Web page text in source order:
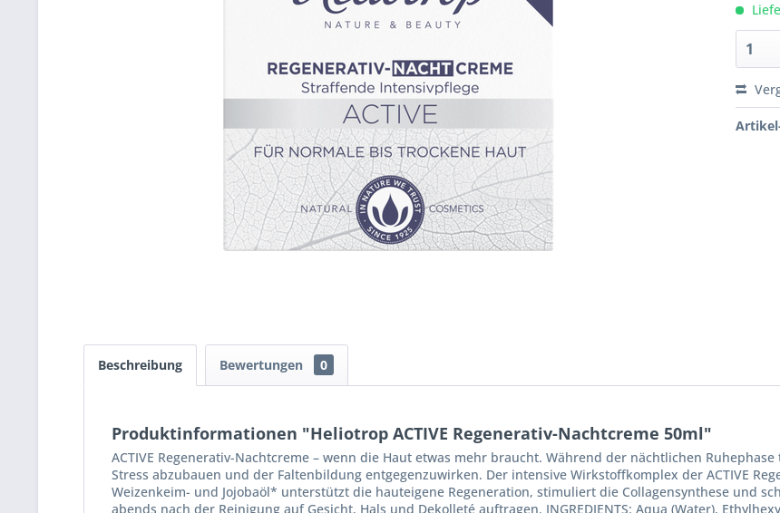
Beschreibung Bewertungen 0
Produktinformationen "Heliotrop ACTIVE Regenerativ-Nachtcreme 50ml"
ACTIVE Regenerativ-Nachtcreme – wenn die Haut etwas mehr braucht. Während der nächtlichen
Stress abzubauen und der Faltenbildung entgegenzuwirken. Der intensive Wirkstoffkomplex der ACTIVE
Weizenkeim- und Jojobaöl* unterstützt die hauteigene Regeneration, stimuliert die Collagensynthese und
abends nach der Reinigung auf Gesicht, Hals und Dekolleté auftragen. INGREDIENTS: Aqua (Water),